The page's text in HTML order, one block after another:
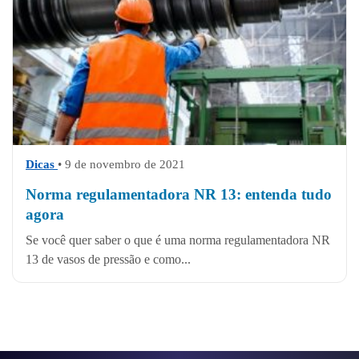
Dicas • 9 de novembro de 2021
Norma regulamentadora NR 13: entenda tudo
agora
Se você quer saber o que é uma norma regulamentadora NR
13 de vasos de pressão e como...